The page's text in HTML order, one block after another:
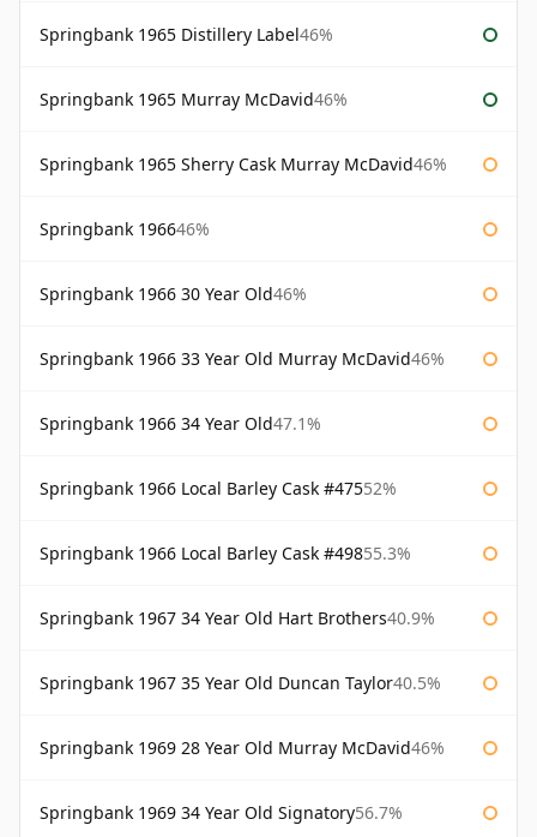
Springbank 1965 Distillery Label46%
Springbank 1965 Murray McDavid46%
Springbank 1965 Sherry Cask Murray McDavid46%
Springbank 196646%
Springbank 1966 30 Year Old46%
Springbank 1966 33 Year Old Murray McDavid46%
Springbank 1966 34 Year Old47.1%
Springbank 1966 Local Barley Cask #47552%
Springbank 1966 Local Barley Cask #49855.3%
Springbank 1967 34 Year Old Hart Brothers40.9%
Springbank 1967 35 Year Old Duncan Taylor40.5%
Springbank 1969 28 Year Old Murray McDavid46%
Springbank 1969 34 Year Old Signatory56.7%